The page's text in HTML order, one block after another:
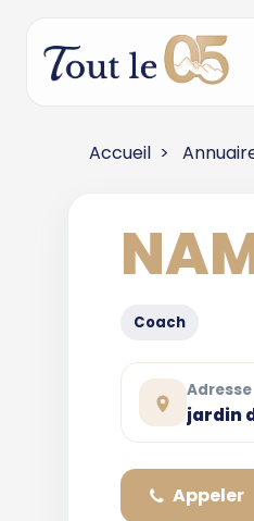
Accueil
Coach
Adresse
jardin
Appeler